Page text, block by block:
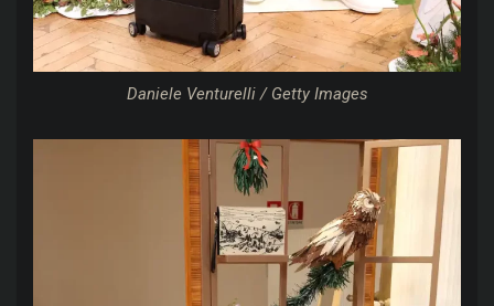
Daniele Venturelli / Getty Images